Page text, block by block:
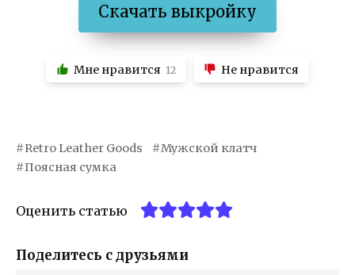
Скачать выкройку
Мне нравится 12 Не нравится
Retro Leather Goods
Мужской клатч
Поясная сумка
Оценить статью
Поделитесь с друзьями